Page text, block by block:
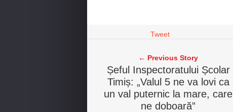
Tweet
← Previous Story
Șeful Inspectoratului Școlar
Timiș: „Valul 5 ne va lovi ca
un val puternic la mare, care
ne doboară”